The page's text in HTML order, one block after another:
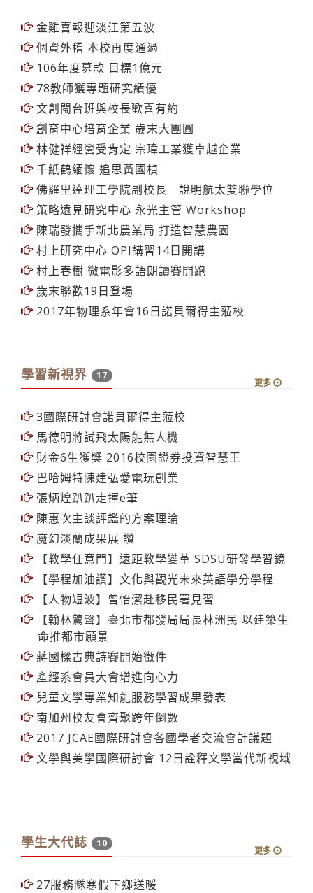
金雞喜報迎淡江第五波
個資外稽 本校再度通過
106年度募款 目標1億元
78教師獲專題研究績優
文創閩台班與校長歡喜有約
創育中心培育企業 歲末大團圓
林健祥經營受肯定 宗瑋工業獲卓越企業
千紙鶴緬懷 追思黃國楨
佛羅里達理工學院副校長 說明航太雙聯學位
策略遠見研究中心 永光主管 Workshop
陳瑞發攜手新北農業局 打造智慧農園
村上研究中心 OPI講習14日開講
村上春樹 微電影多語朗讀賽開跑
歲末聯歡19日登場
2017年物理系年會16日諾貝爾得主蒞校
學習新視界 17
更多
3國際研討會諾貝爾得主蒞校
馬德明將試飛太陽能無人機
財金6生獲獎 2016校園證券投資智慧王
巴哈姆特陳建弘愛電玩創業
張炳煌趴趴走揮e筆
陳惠次主談評鑑的方案理論
魔幻淡蘭成果展 讚
【教學任意門】遠距教學變革 SDSU研發學習鏡
【學程加油讚】文化與觀光未來英語學分學程
【人物短波】曾怡潔赴移民署見習
【翰林驚聲】臺北市都發局局長林洲民 以建築生
命推都市願景
蔣國樑古典詩賽開始徵件
產經系會員大會增進向心力
兒童文學專業知能服務學習成果發表
南加州校友會齊聚跨年倒數
2017 JCAE國際研討會各國學者交流會計議題
文學與美學國際研討會 12日詮釋文學當代新視域
學生大代誌 10
更多
27服務隊寒假下鄉送暖